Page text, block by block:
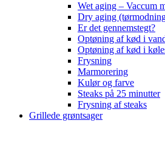
Wet aging – Vaccum
Dry aging
Er det gennemstegt?
Optøning af kød i
Optøning af kød i
Frysning
Marmorering
Kulør og farve
Steaks på 25 minutter
Frysning af steaks
Grillede grøntsager